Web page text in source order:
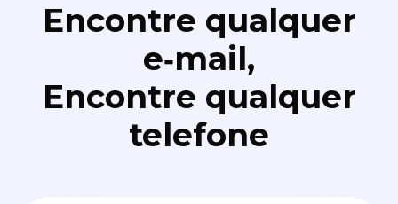
Encontre qualquer
e‑mail,
Encontre qualquer
telefone